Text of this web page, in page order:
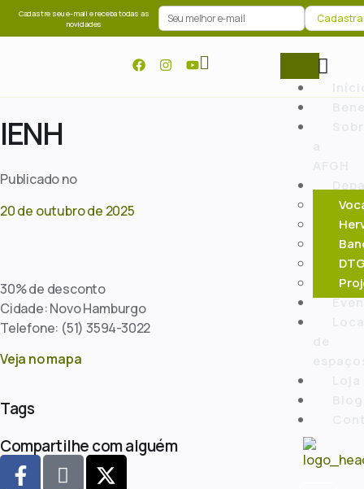
Cadastre seu e-mail e receba todas as
novidades
IENH
Publicado no
20 de outubro de 2025
30% de desconto
Cidade: Novo Hamburgo
Telefone: (51) 3594-3022
Veja no mapa
Tags
Compartilhe com alguém